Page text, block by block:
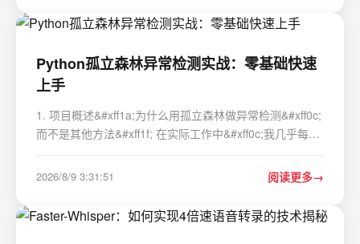
Python孤立森林异常检测实战：零基础快速
上手
1. 项目概述&#xff1a;为什么用孤立森林做异常检测&#xff0c;
而不是其他方法&#xff1f; 在实际工作中&#xff0c;我几乎每天
表里某天的订单量突然飙升300%&#xff0c;服务器日志中某
2026/8/9 3:31:51 阅读更多